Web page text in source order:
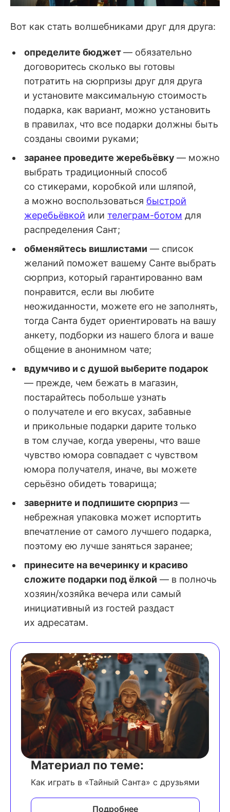
Вот как стать волшебниками друг для друга:
определите бюджет— обязательно
договоритесь сколько вы готовы
потратить на сюрпризы друг для друга
и установите максимальную стоимость
подарка, как вариант, можно установить
в правилах, что все подарки должны быть
созданы своими руками;
заранее проведите жеребьёвку — можно
выбрать традиционный способ
со стикерами, коробкой или шляпой,
а можно воспользоваться быстрой
жеребьёвкой или телеграм-ботом для
распределения Сант;
обменяйтесь вишлистами — список
желаний поможет вашему Санте выбрать
сюрприз, который гарантированно вам
понравится, если вы любите
неожиданности, можете его не заполнять,
тогда Санта будет ориентировать на вашу
анкету, подборки из нашего блога и ваше
общение в анонимном чате;
вдумчиво и с душой выберите подарок
— прежде, чем бежать в магазин,
постарайтесь побольше узнать
о получателе и его вкусах, забавные
и прикольные подарки дарите только
в том случае, когда уверены, что ваше
чувство юмора совпадает с чувством
юмора получателя, иначе, вы можете
серьёзно обидеть товарища;
заверните и подпишите сюрприз—
небрежная упаковка может испортить
впечатление от самого лучшего подарка,
поэтому ею лучше заняться заранее;
принесите на вечеринку и красиво
сложите подарки под ёлкой — в полночь
хозяин/хозяйка вечера или самый
инициативный из гостей раздаст
их адресатам.
Материал по теме:
Как играть в «Тайный Санта» с друзьями
Подробнее